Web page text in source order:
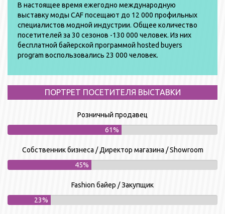
В настоящее время ежегодно международную
выставку моды CAF посещают до 12 000 профильных
специалистов модной индустрии. Общее количество
посетителей за 30 сезонов -130 000 человек. Из них
бесплатной байерской программой hosted buyers
program воспользовались 23 000 человек.
ПОРТРЕТ ПОСЕТИТЕЛЯ ВЫСТАВКИ
Розничный продавец
61%
Собственник бизнеса / Директор магазина / Showroom
45%
Fashion байер / Закупщик
23%